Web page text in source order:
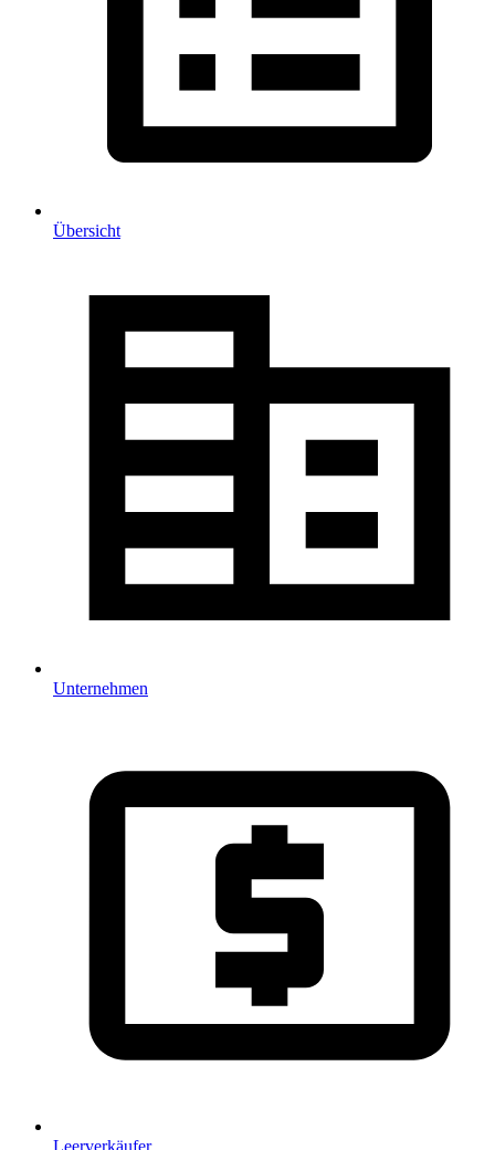
Übersicht
Unternehmen
Leerverkäufer